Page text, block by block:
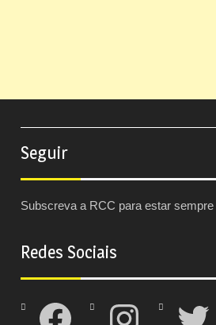
Seguir
Subscreva a RCC para estar sempre
Redes Sociais
Facebook Instagram Twitter